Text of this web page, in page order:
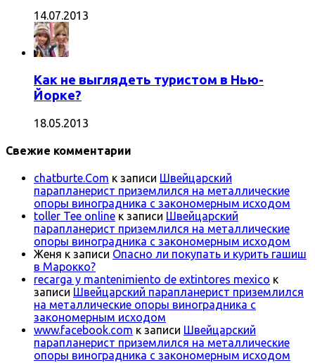
14.07.2013
Как не выглядеть туристом в Нью-
Йорке?
18.05.2013
Свежие комментарии
chatburte.Com к записи Швейцарский
парапланерист приземлился на металлические
опоры виноградника с закономерным исходом
toller Tee online к записи Швейцарский
парапланерист приземлился на металлические
опоры виноградника с закономерным исходом
Женя к записи Опасно ли покупать и курить гашиш
в Марокко?
recarga y mantenimiento de extintores mexico к
записи Швейцарский парапланерист приземлился
на металлические опоры виноградника с
закономерным исходом
www.facebook.com к записи Швейцарский
парапланерист приземлился на металлические
опоры виноградника с закономерным исходом